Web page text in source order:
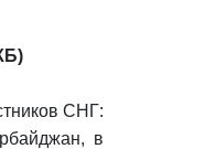
СНГ:
в